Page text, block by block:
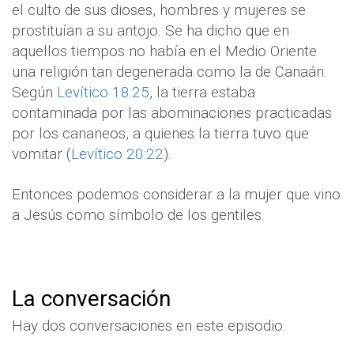
el culto de sus dioses, hombres y mujeres se
prostituían a su antojo. Se ha dicho que en
aquellos tiempos no había en el Medio Oriente
una religión tan degenerada como la de Canaán.
Según Levítico 18:25, la tierra estaba
contaminada por las abominaciones practicadas
por los cananeos, a quienes la tierra tuvo que
vomitar (Levítico 20:22).
Entonces podemos considerar a la mujer que vino
a Jesús como símbolo de los gentiles.
La conversación
Hay dos conversaciones en este episodio: